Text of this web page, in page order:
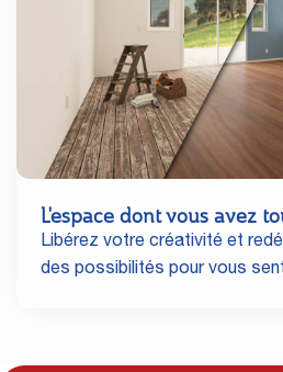
L'espace dont vous avez
Libérez votre créativité et
des possibilités pour vous